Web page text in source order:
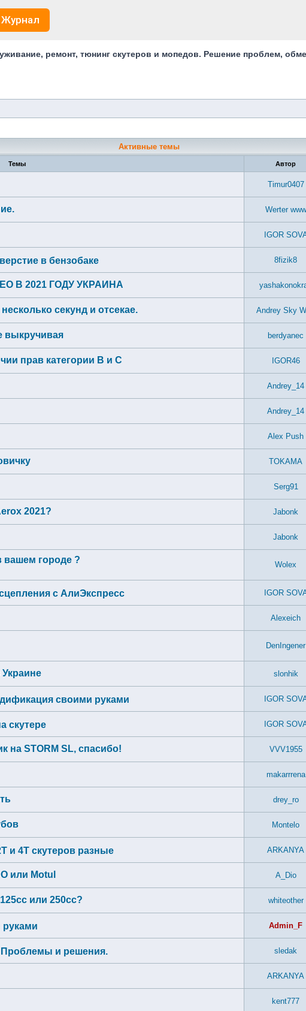
Журнал
ремонт, тюнинг скутеров и мопедов. Решение проблем,
Активные темы
Темы Автор
Timur0407
Werter www
IGOR
в бензобаке 8fizik8
В 2021 ГОДУ УКРАИНА
секунд и отсекае. Andrey Sky
выкручивая berdyanec
прав категории В и С IGOR46
Andrey_14
Andrey_14
Alex Push
TOKAMA
Serg91
2021? Jabonk
Jabonk
вашем городе ? Wolex
с АлиЭкспресс IGOR
Alexeich
DenIngener
slonhik
своими руками IGOR
скутере IGOR
на STORM SL, спасибо! VVV1955
makarrrena
drey_ro
Montelo
и 4Т скутеров разные ARKANYA
или Motul A_Dio
или 250сс? whiteother
руками Admin_F
Проблемы и решения. sledak
ARKANYA
kent777